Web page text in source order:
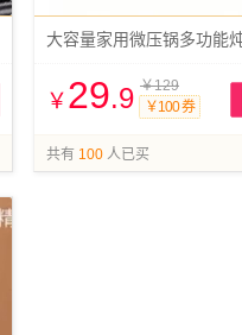
￥ 29.9 ￥129
￥100 券
共有 100 人已买